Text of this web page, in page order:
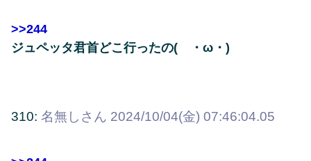
>>244
ジュペッタ君首どこ行ったの( ・ω・)
310: 名無しさん 2024/10/04(金) 07:46:04.05